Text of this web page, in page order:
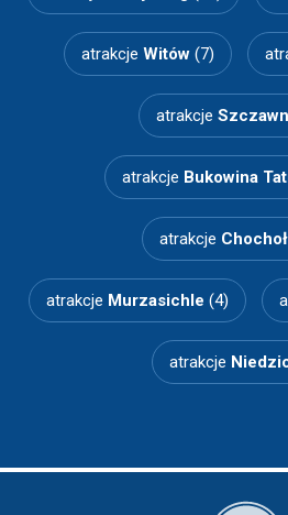
atrakcje Witów(7)
atrakcje
atrakcje Bukowina
atrakcje
atrakcje Murzasichle (4)
atrakcje